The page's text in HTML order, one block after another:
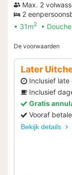
Max. 2
2
31m2
De voorwaarden
Later
Inclusief
Inclusief
Gratis
Vooraf
Bekijk details